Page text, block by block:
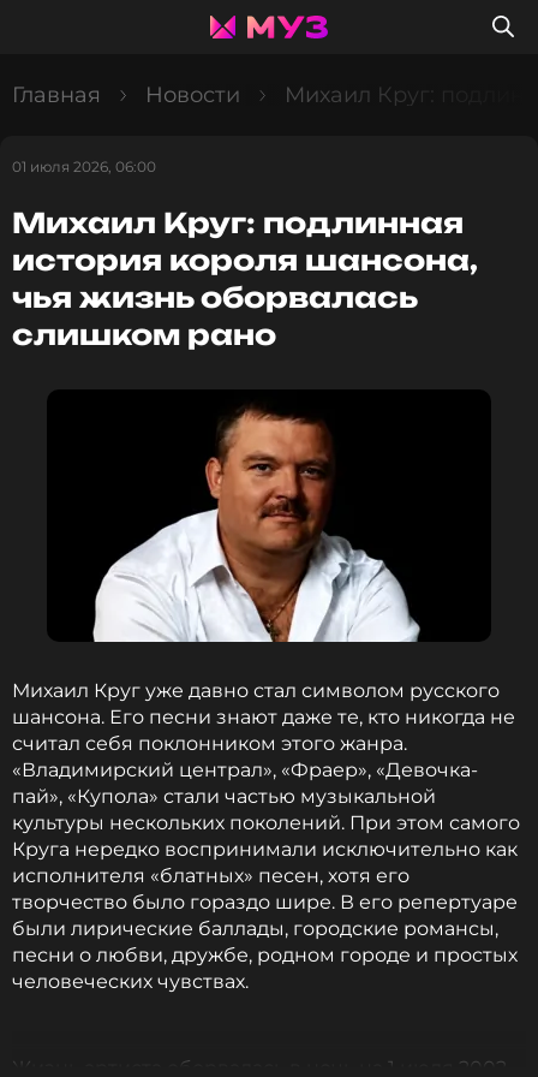
Главная Новости Михаил Круг:
01 июля 2026, 06:00
Михаил Круг: подлинная
история короля шансона,
чья жизнь оборвалась
слишком рано
Михаил Круг уже давно стал символом русского
шансона. Его песни знают даже те, кто никогда не
считал себя поклонником этого жанра.
«Владимирский централ», «Фраер», «Девочка-
пай», «Купола» стали частью музыкальной
культуры нескольких поколений. При этом самого
Круга нередко воспринимали исключительно как
исполнителя «блатных» песен, хотя его
творчество было гораздо шире. В его репертуаре
были лирические баллады, городские романсы,
песни о любви, дружбе, родном городе и простых
человеческих чувствах.
Жизнь артиста оборвалась в ночь на 1 июля 2002